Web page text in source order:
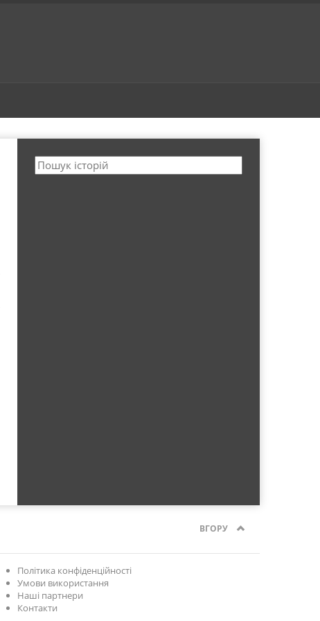
ВГОРУ
Політика конфіденційності
Умови використання
Наші партнери
Контакти